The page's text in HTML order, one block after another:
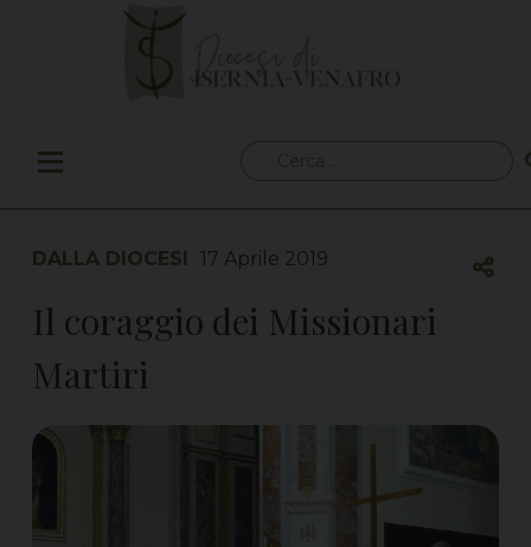
per:
DALLA DIOCESI 17 Aprile 2019
Il coraggio dei Missionari
Martiri